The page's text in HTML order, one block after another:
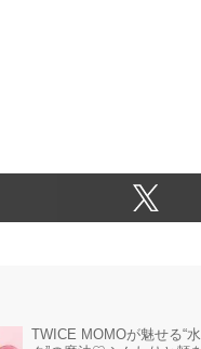
TWICE MOMOが魅せる“